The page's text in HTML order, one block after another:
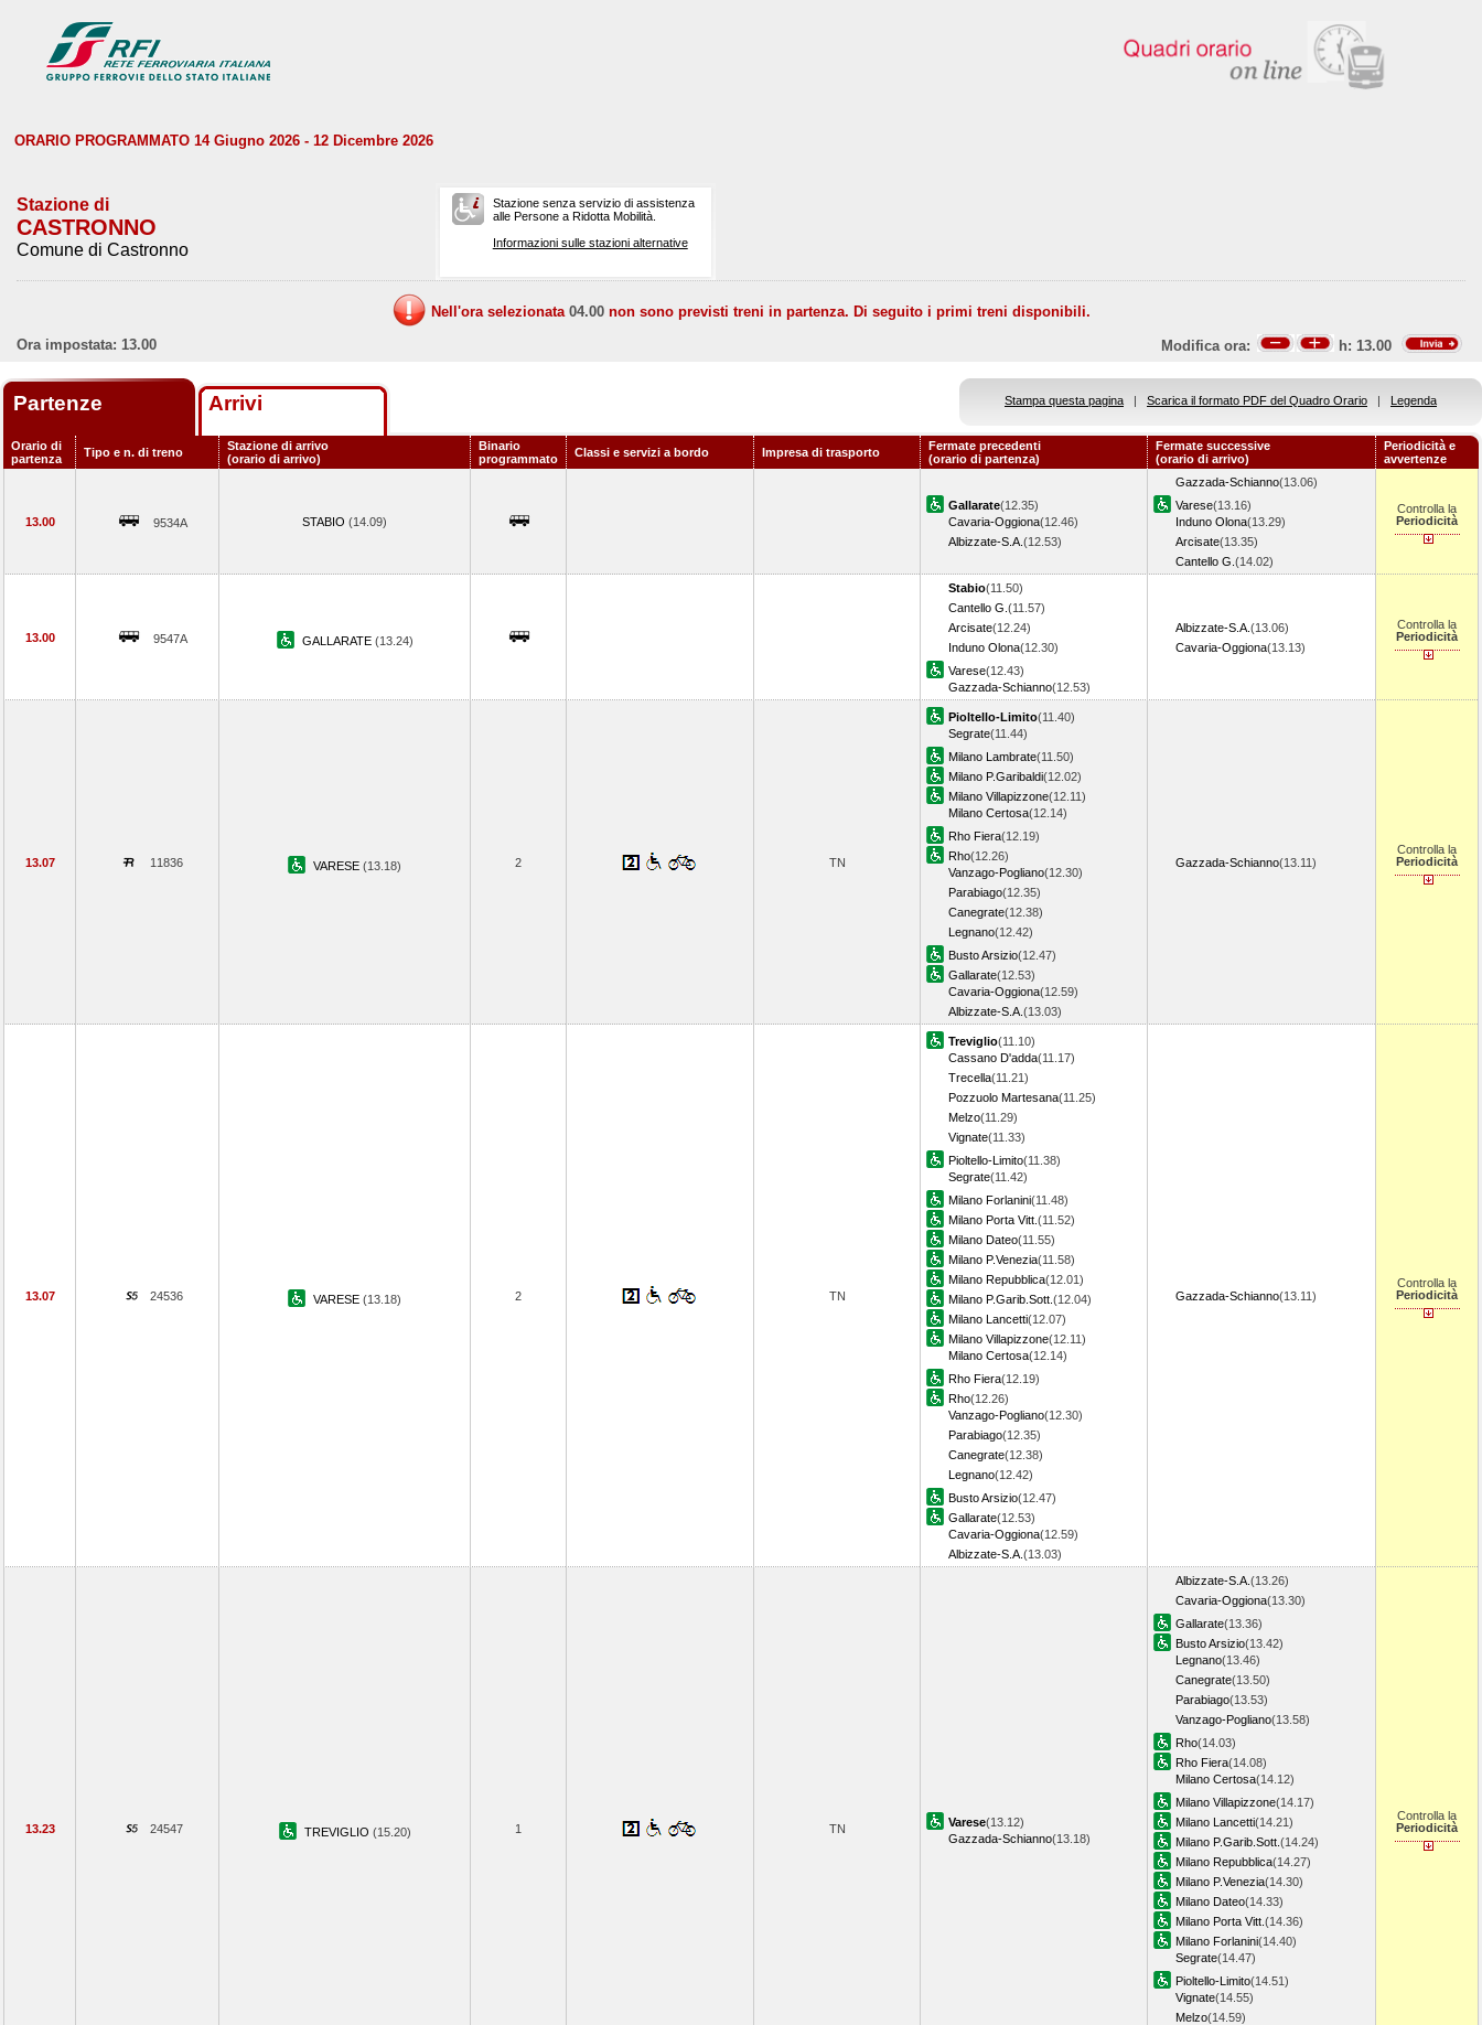
ORARIO PROGRAMMATO 14 Giugno 2026 - 12 Dicembre 2026
Stazione di
CASTRONNO
Comune di Castronno
Stazione senza servizio di assistenza
alle Persone a Ridotta Mobilità.
Informazioni sulle stazioni alternative
Nell'ora selezionata 04.00 non sono previsti treni in partenza. Di seguito i primi treni disponibili.
Ora impostata: 13.00
Modifica ora: h: 13.00
Partenze Arrivi Stampa questa pagina | Scarica il formato PDF del Quadro Orario | Legenda
Orario di
partenza
Tipo e n. di treno
Stazione di arrivo
(orario di arrivo)
Binario
programmato
Classi e servizi a bordo Impresa di trasporto
Fermate precedenti
(orario di partenza)
Fermate successive
(orario di arrivo)
Periodicità e
avvertenze
13.00 9534A STABIO (14.09)
Gallarate(12.35)
Cavaria-Oggiona(12.46)
Albizzate-S.A. (12.53)
Gazzada-Schianno(13.06)
Varese(13.16)
Induno Olona(13.29)
Arcisate(13.35)
Cantello G. (14.02)
Controlla la
Periodicità
13.00 9547A GALLARATE (13.24)
Stabio(11.50)
Cantello G. (11.57)
Arcisate(12.24)
Induno Olona(12.30)
Varese(12.43)
Gazzada-Schianno(12.53)
Albizzate-S.A. (13.06)
Cavaria-Oggiona(13.13)
Controlla la
Periodicità
13.07 11836 VARESE (13.18) 2 TN
Pioltello-Limito(11.40)
Segrate(11.44)
Milano Lambrate(11.50)
Milano P.Garibaldi(12.02)
Milano Villapizzone(12.11)
Milano Certosa(12.14)
Rho Fiera(12.19)
Rho(12.26)
Vanzago-Pogliano(12.30)
Parabiago(12.35)
Canegrate(12.38)
Legnano(12.42)
Busto Arsizio(12.47)
Gallarate(12.53)
Cavaria-Oggiona(12.59)
Albizzate-S.A. (13.03)
Gazzada-Schianno(13.11)
Controlla la
Periodicità
13.07 24536 VARESE (13.18) 2 TN
Treviglio(11.10)
Cassano D'adda(11.17)
Trecella(11.21)
Pozzuolo Martesana(11.25)
Melzo(11.29)
Vignate(11.33)
Pioltello-Limito(11.38)
Segrate(11.42)
Milano Forlanini(11.48)
Milano Porta Vitt. (11.52)
Milano Dateo(11.55)
Milano P.Venezia(11.58)
Milano Repubblica(12.01)
Milano P.Garib.Sott. (12.04)
Milano Lancetti(12.07)
Milano Villapizzone(12.11)
Milano Certosa(12.14)
Rho Fiera(12.19)
Rho(12.26)
Vanzago-Pogliano(12.30)
Parabiago(12.35)
Canegrate(12.38)
Legnano(12.42)
Busto Arsizio(12.47)
Gallarate(12.53)
Cavaria-Oggiona(12.59)
Albizzate-S.A. (13.03)
Gazzada-Schianno(13.11)
Controlla la
Periodicità
13.23 24547 TREVIGLIO (15.20) 1 TN Varese(13.12)
Gazzada-Schianno(13.18)
Albizzate-S.A. (13.26)
Cavaria-Oggiona(13.30)
Gallarate(13.36)
Busto Arsizio(13.42)
Legnano(13.46)
Canegrate(13.50)
Parabiago(13.53)
Vanzago-Pogliano(13.58)
Rho(14.03)
Rho Fiera(14.08)
Milano Certosa(14.12)
Milano Villapizzone(14.17)
Milano Lancetti(14.21)
Milano P.Garib.Sott. (14.24)
Milano Repubblica(14.27)
Milano P.Venezia(14.30)
Milano Dateo(14.33)
Milano Porta Vitt. (14.36)
Milano Forlanini(14.40)
Segrate(14.47)
Pioltello-Limito(14.51)
Vignate(14.55)
Melzo(14.59)
Controlla la
Periodicità